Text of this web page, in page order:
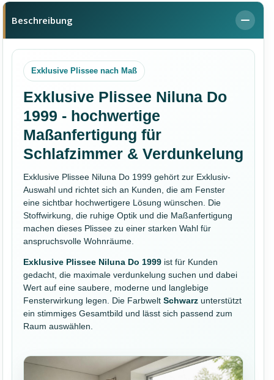
Beschreibung
Exklusive Plissee nach Maß
Exklusive Plissee Niluna Do
1999 - hochwertige
Maßanfertigung für
Schlafzimmer & Verdunkelung
Exklusive Plissee Niluna Do 1999 gehört zur Exklusiv-
Auswahl und richtet sich an Kunden, die am Fenster
eine sichtbar hochwertigere Lösung wünschen. Die
Stoffwirkung, die ruhige Optik und die Maßanfertigung
machen dieses Plissee zu einer starken Wahl für
anspruchsvolle Wohnräume.
Exklusive Plissee Niluna Do 1999 ist für Kunden
gedacht, die maximale verdunkelung suchen und dabei
Wert auf eine saubere, moderne und langlebige
Fensterwirkung legen. Die Farbwelt Schwarz unterstützt
ein stimmiges Gesamtbild und lässt sich passend zum
Raum auswählen.